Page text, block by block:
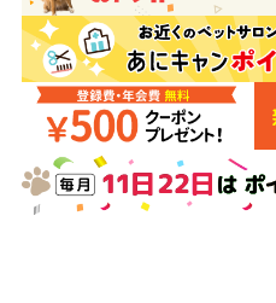
ドッグフード
美容・ケア用品
あにまるキャンパスについて
アフターサービス
商品リクエスト